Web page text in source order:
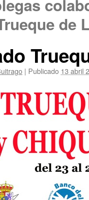
de
| Publicado 13 abril